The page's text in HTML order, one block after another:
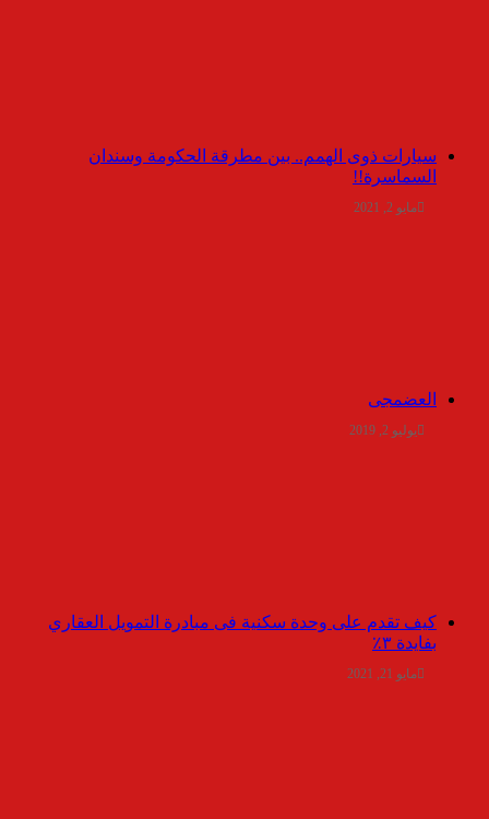
سيارات ذوى الهمم.. بين مطرقة الحكومة وسندان
السماسرة!!
مايو 2, 2021
العضمجى
يوليو 2, 2019
كيف تقدم على وحدة سكنية فى مبادرة التمويل العقاري
بفايدة ٣٪
مايو 21, 2021